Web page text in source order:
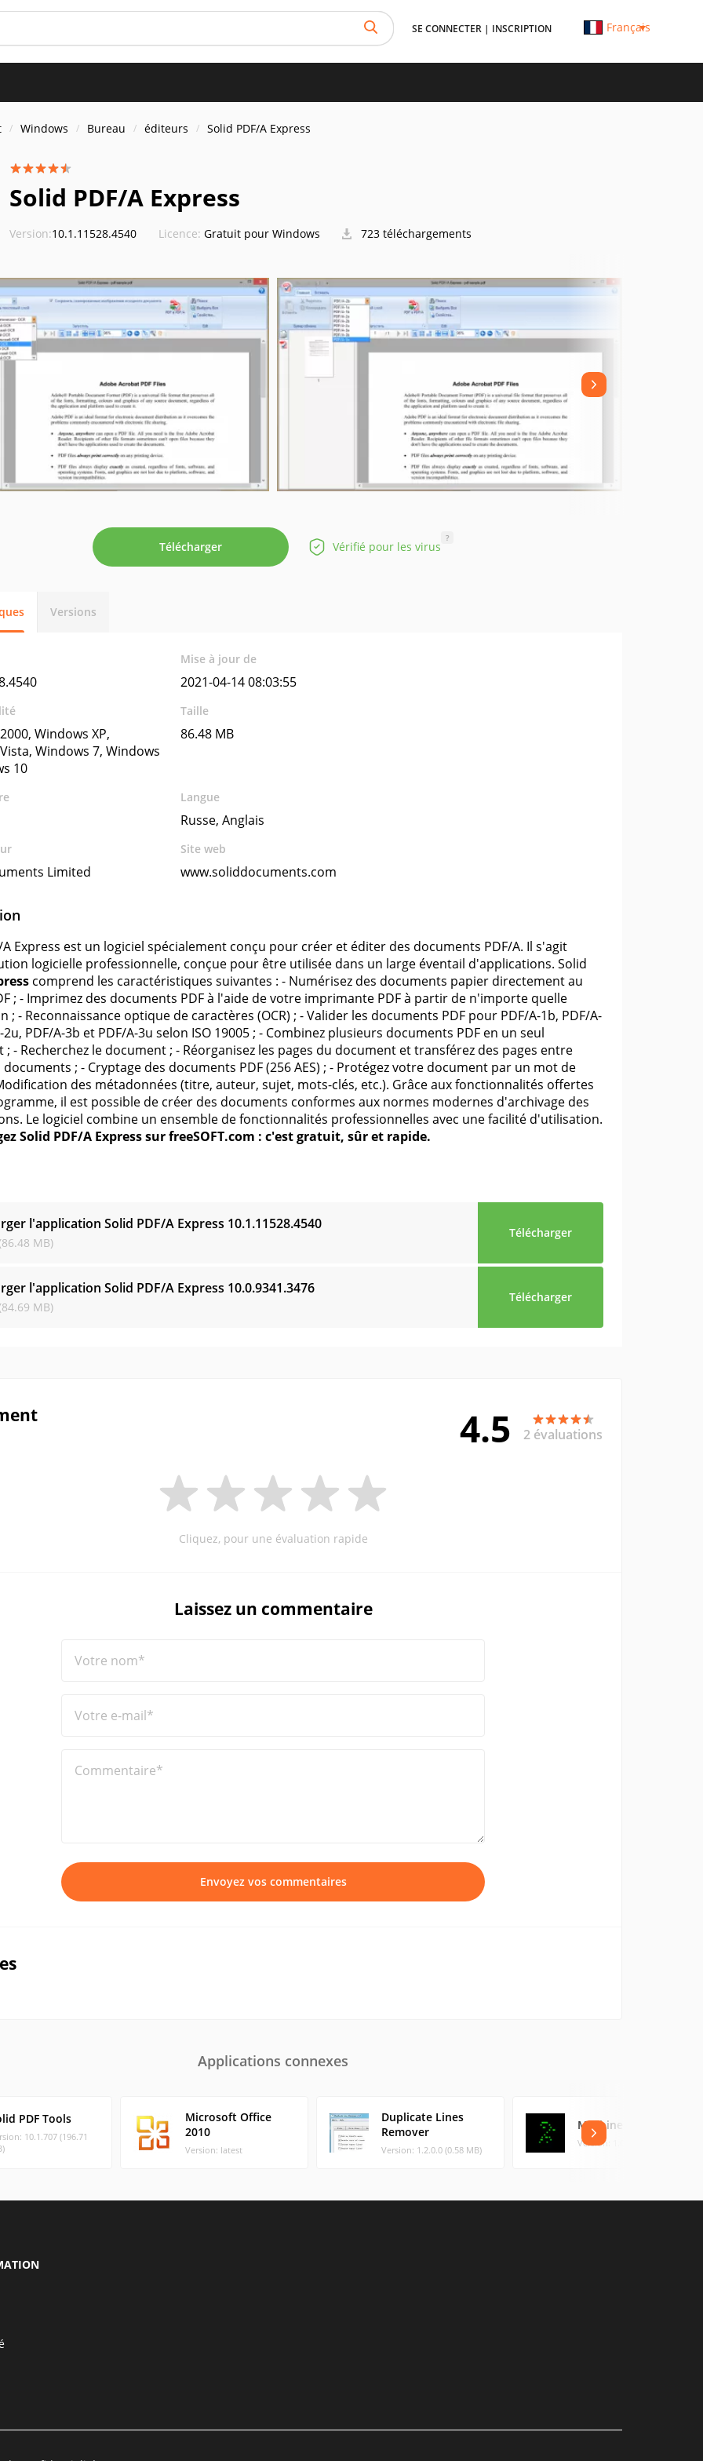
SE CONNECTER | INSCRIPTION Français
Windows Bureau éditeurs Solid PDF/A Express
Solid PDF/A Express
Version:10.1.11528.4540 Licence: Gratuit pour Windows 723 téléchargements
Télécharger Vérifié pour les virus
?
Versions
Mise à jour de
2021-04-14 08:03:55
Windows XP,
Windows 7, Windows
10
Taille
86.48 MB
Langue
Russe, Anglais
Limited
Site web
www.soliddocuments.com
A Express est un logiciel spécialement conçu pour créer et éditer des documents PDF/A. Il s'agit
logicielle professionnelle, conçue pour être utilisée dans un large éventail d'applications. Solid
comprend les caractéristiques suivantes : - Numérisez des documents papier directement au
; - Imprimez des documents PDF à l'aide de votre imprimante PDF à partir de n'importe quelle
; - Reconnaissance optique de caractères (OCR) ; - Valider les documents PDF pour PDF/A-1b, PDF/A-
2u, PDF/A-3b et PDF/A-3u selon ISO 19005 ; - Combinez plusieurs documents PDF en un seul
; - Recherchez le document ; - Réorganisez les pages du document et transférez des pages entre
; - Cryptage des documents PDF (256 AES) ; - Protégez votre document par un mot de
des métadonnées (titre, auteur, sujet, mots-clés, etc.). Grâce aux fonctionnalités offertes
il est possible de créer des documents conformes aux normes modernes d'archivage des
Le logiciel combine un ensemble de fonctionnalités professionnelles avec une facilité d'utilisation.
Solid PDF/A Express sur freeSOFT.com : c'est gratuit, sûr et rapide.
l'application Solid PDF/A Express 10.1.11528.4540
MB)
Télécharger
l'application Solid PDF/A Express 10.0.9341.3476
MB)
Télécharger
4.5 2 évaluations
Cliquez, pour une évaluation rapide
Laissez un commentaire
Votre nom*
Votre e-mail*
Commentaire*
Envoyez vos commentaires
Applications connexes
PDF Tools
10.1.707 (196.71
Microsoft Office
2010
Version: latest
Duplicate Lines
Remover
Version: 1.2.0.0 (0.58 MB)
Machine à écrire
Version: 1.0 (0.21 MB)